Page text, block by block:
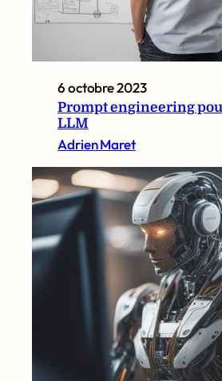
6 octobre 2023
Prompt engineering
LLM
Adrien Maret